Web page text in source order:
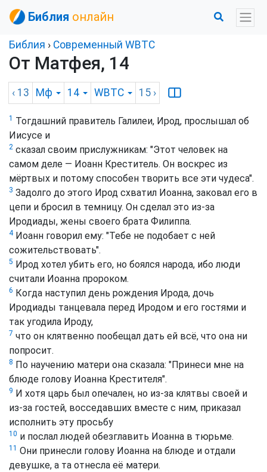
Библия онлайн
Библия › Cовременный WBTC
От Матфея, 14
‹ 13 Мф 14 WBTC 15 ›
1 Тогдашний правитель Галилеи, Ирод, прослышал об
Иисусе и
2 сказал своим прислужникам: "Этот человек на
самом деле — Иоанн Креститель. Он воскрес из
мёртвых и потому способен творить все эти чудеса".
3 Задолго до этого Ирод схватил Иоанна, заковал его в
цепи и бросил в темницу. Он сделал это из-за
Иродиады, жены своего брата Филиппа.
4Иоанн говорил ему: "Тебе не подобает с ней
сожительствовать".
5 Ирод хотел убить его, но боялся народа, ибо люди
считали Иоанна пророком.
6 Когда наступил день рождения Ирода, дочь
Иродиады танцевала перед Иродом и его гостями и
так угодила Ироду,
7 что он клятвенно пообещал дать ей всё, что она ни
попросит.
8 По научению матери она сказала: "Принеси мне на
блюде голову Иоанна Крестителя".
9 И хотя царь был опечален, но из-за клятвы своей и
из-за гостей, восседавших вместе с ним, приказал
исполнить эту просьбу
10 и послал людей обезглавить Иоанна в тюрьме.
11 Они принесли голову Иоанна на блюде и отдали
девушке, а та отнесла её матери.